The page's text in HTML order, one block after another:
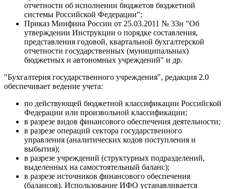
отчетности об исполнении бюджетов бюджетной
системы Российской Федерации";
Приказ Минфина России от 25.03.2011 № 33н "Об
утверждении Инструкции о порядке составления,
представления годовой, квартальной бухгалтерской
отчетности государственных (муниципальных)
бюджетных и автономных учреждений" и др.
"Бухгалтерия государственного учреждения", редакция 2.0
обеспечивает ведение учета:
по действующей бюджетной классификации Российской
Федерации или произвольной классификации;
в разрезе видов финансового обеспечения деятельности;
в разрезе операций сектора государственного
управления (аналитических кодов поступления и
выбытия);
в разрезе учреждений (структурных подразделений,
выделенных на самостоятельный баланс);
в разрезе источников финансового обеспечения
(балансов). Использование ИФО устанавливается